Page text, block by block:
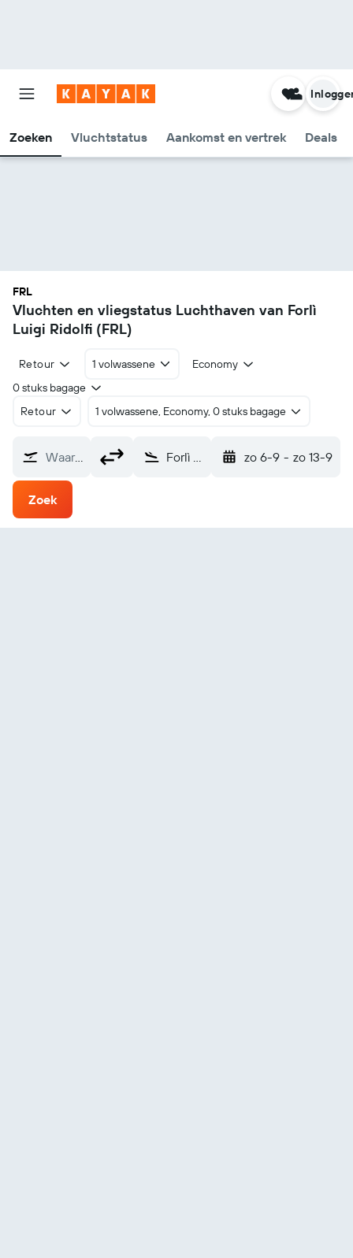
Zoeken Vluchtstatus Aankomst en vertrek Deals
FRL
Vluchten en vliegstatus Luchthaven van Forlì
Luigi Ridolfi (FRL)
Retour 1 volwassene
Economy
0 stuks bagage
Retour
1 volwassene, Economy, 0 stuks bagage
Waarvandaan? Forlì Luigi Ridolfi (FRL) zo 6-9 - zo 13-9
Zoek